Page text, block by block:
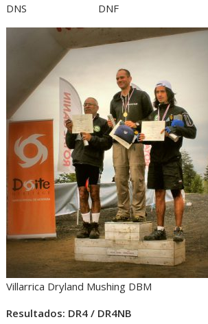
DNS DNF
Villarrica Dryland Mushing DBM
Resultados: DR4 / DR4NB